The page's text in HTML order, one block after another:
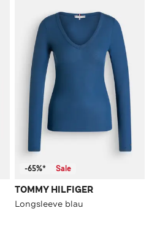
-65%* Sale
TOMMY HILFIGER
Longsleeve blau